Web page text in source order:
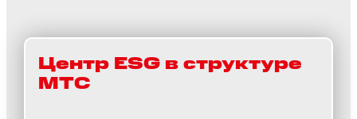
Центр ESG в структуре
МТС